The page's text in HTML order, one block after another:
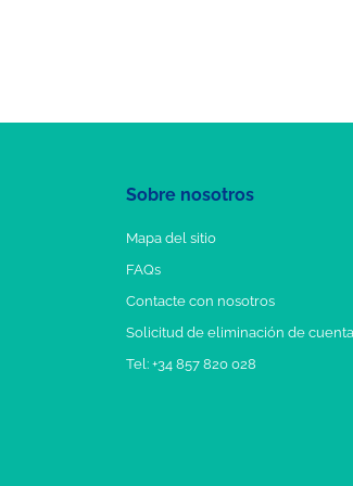
Sobre nosotros
Mapa del sitio
FAQs
Contacte con nosotros
Solicitud de eliminación de cuenta
Tel: +34 857 820 028